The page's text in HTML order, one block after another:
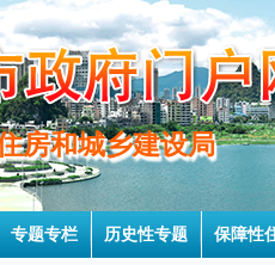
房和城乡建设局
房和城乡建设局
专题专栏 历史性专题 保障性